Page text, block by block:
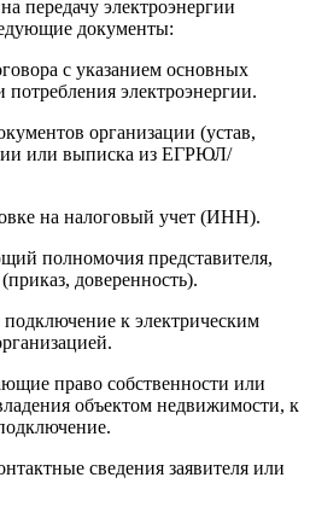
передачу электроэнергии
документы:
с указанием основных
электроэнергии.
организации (устав,
или выписка из ЕГРЮЛ/
на налоговый учет (ИНН).
полномочия представителя,
доверенность).
к электрическим
право собственности или
объектом недвижимости, к
сведения заявителя или